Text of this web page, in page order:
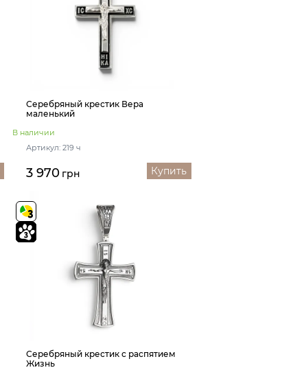
Серебряный крестик Вера
маленький
В наличии
Артикул: 219 ч
3 970 грн Купить
Серебряный крестик с распятием
Жизнь